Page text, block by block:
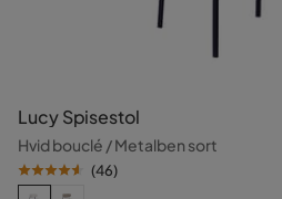
Lucy Spisestol
Hvid bouclé / Metalben sort
(46)